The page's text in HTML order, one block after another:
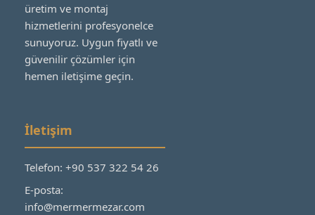
üretim ve montaj
hizmetlerini profesyonelce
sunuyoruz. Uygun fiyatlı ve
güvenilir çözümler için
hemen iletişime geçin.
İletişim
Telefon: +90 537 322 54 26
E-posta:
info@mermermezar.com